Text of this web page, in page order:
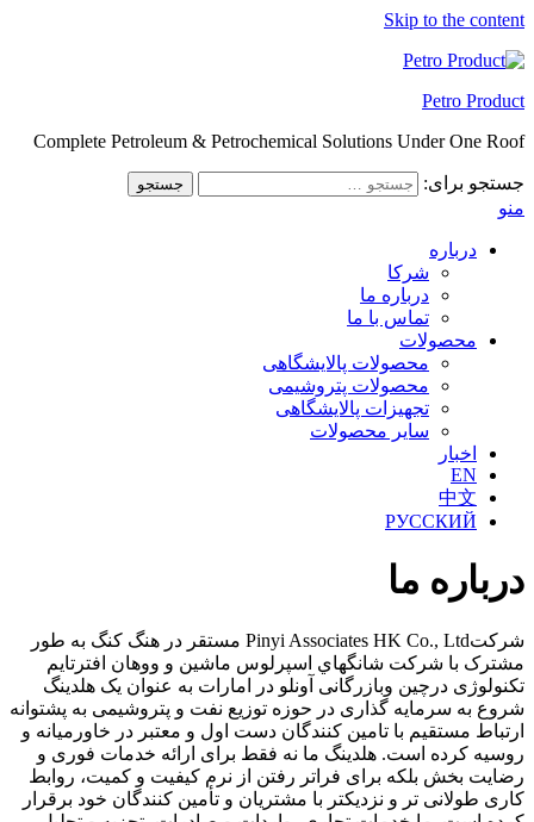
Skip to the content
Petro Product
Complete Petroleum & Petrochemical Solutions Under One Roof
جستجو برای:
منو
درباره
شرکا
درباره ما
تماس با ما
محصولات
محصولات پالایشگاهی
محصولات پتروشیمی
تجهیزات پالایشگاهی
سایر محصولات
اخبار
EN
中文
РУССКИЙ
درباره ما
شرکتPinyi Associates HK Co., Ltd مستقر در هنگ کنگ به طور
مشترک با شرکت شانگهاي اسپرلوس ماشین و ووهان افترتایم
تکنولوژی درچین وبازرگانی آونلو در امارات به عنوان یک هلدینگ
شروع به سرمایه گذاری در حوزه توزیع نفت و پتروشیمی به پشتوانه
ارتباط مستقیم با تامین کنندگان دست اول و معتبر در خاورمیانه و
روسیه کرده است. هلدینگ ما نه فقط برای ارائه خدمات فوری و
رضایت بخش بلکه برای فراتر رفتن از نرم کیفیت و کمیت، روابط
کاری طولانی تر و نزدیکتر با مشتریان و تأمین کنندگان خود برقرار